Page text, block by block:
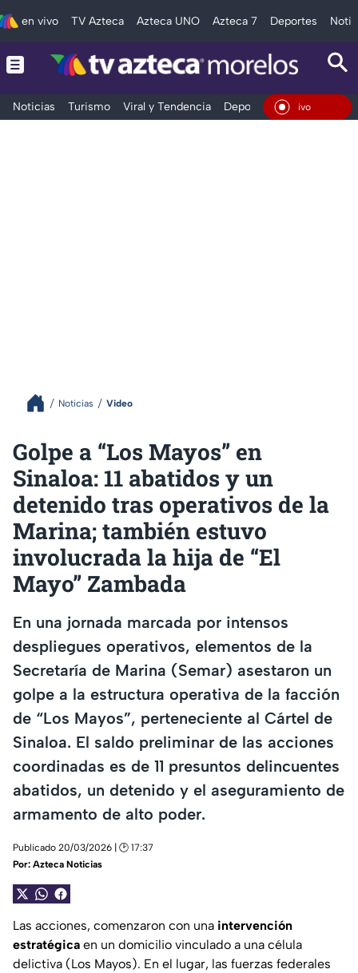
en vivo TV Azteca Azteca UNO Azteca 7 Deportes
Noticias Turismo Viral y Tendencia Deportes Espectáculos
En Vivo
Noticias Video
Golpe a “Los Mayos” en
Sinaloa: 11 abatidos y un
detenido tras operativos de la
Marina; también estuvo
involucrada la hija de “El
Mayo” Zambada
En una jornada marcada por intensos
despliegues operativos, elementos de la
Secretaría de Marina (Semar) asestaron un
golpe a la estructura operativa de la facción
de “Los Mayos”, perteneciente al Cártel de
Sinaloa. El saldo preliminar de las acciones
coordinadas es de 11 presuntos delincuentes
abatidos, un detenido y el aseguramiento de
armamento de alto poder.
Publicado 20/03/2026 | 🕑 17:37
Por: Azteca Noticias
Las acciones, comenzaron con una intervención
estratégica en un domicilio vinculado a una célula
delictiva (Los Mayos). En el lugar, las fuerzas federales